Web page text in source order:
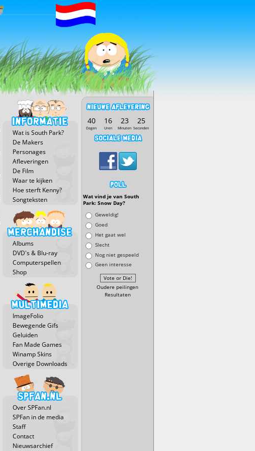
Wat is South Park?
De Makers
Personages
Afleveringen
De Film
Waar te kijken
Hoe sterft Kenny?
Songteksten
Albums
DVD's & Blu-ray
Computerspellen
Shop
ImageFolio
Bewegende Gifs
Geluiden
Fan Made Games
Winamp Skins
Overige Downloads
Over SPFan.nl
SPFan in de media
Staff
Contact
Nieuwsarchief
40
Dagen
16
Uren
23
Minuten
25
Seconden
Wat vind je van South
Park: Snow Day?
KeuzenGeweldig!
Goed
Het gaat wel
Slecht
Nog niet gespeeld
Geen interesse
Oudere peilingen
Resultaten